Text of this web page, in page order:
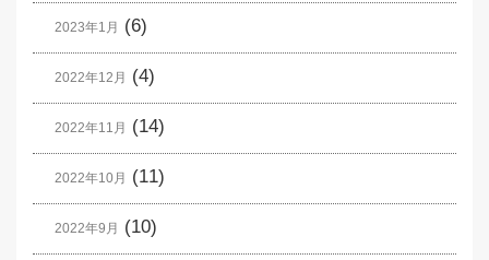
2023年1月 (6)
2022年12月 (4)
2022年11月 (14)
2022年10月 (11)
2022年9月 (10)